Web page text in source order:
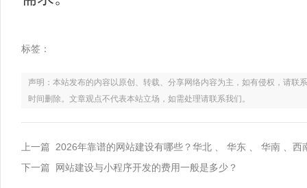
标签：
声明：本站发布的内容以原创、转载、分享网络内容为主，如有侵权，请
时间删除。文章观点不代表本站立场，如需处理请联系我们。
上一篇 2026年靠谱的网站建设有哪些？华北 、 华东 、 华南 、
下一篇 网站建设与小程序开发的费用一般是多少？